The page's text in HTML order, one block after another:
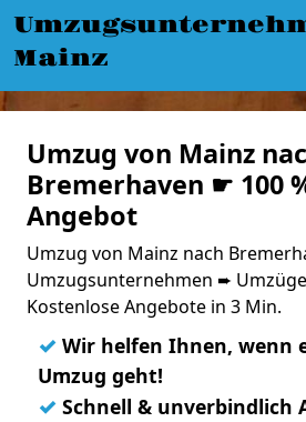
Mainz
Umzug von Mainz
Bremerhaven ☛ 100
Angebot
Umzug von Mainz nach
Umzugsunternehmen ➨
Kostenlose Angebote in 3 Min.
✓ Wir helfen Ihnen, wenn
Umzug geht!
✓ Schnell & unverbindlich